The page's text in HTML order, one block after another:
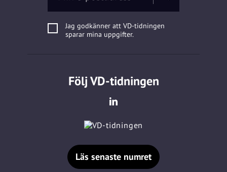
Jag godkänner att VD-tidningen
sparar mina uppgifter.
Följ VD-tidningen
Läs senaste numret